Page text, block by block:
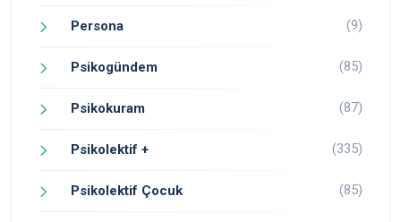
Persona (9)
Psikogündem (85)
Psikokuram (87)
Psikolektif + (335)
Psikolektif Çocuk (85)